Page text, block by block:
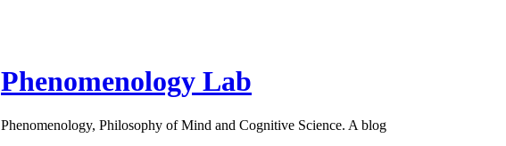
Phenomenology Lab
Phenomenology, Philosophy of Mind and Cognitive Science. A blog